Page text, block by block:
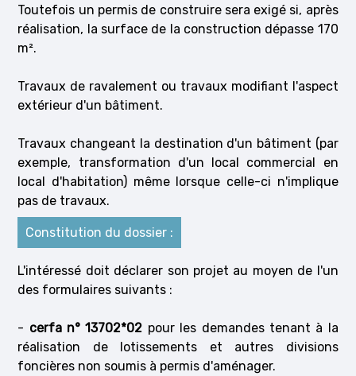
Toutefois un permis de construire sera exigé si, après
réalisation, la surface de la construction dépasse 170
m².
Travaux de ravalement ou travaux modifiant l'aspect
extérieur d'un bâtiment.
Travaux changeant la destination d'un bâtiment (par
exemple, transformation d'un local commercial en
local d'habitation) même lorsque celle-ci n'implique
pas de travaux.
Constitution du dossier :
L'intéressé doit déclarer son projet au moyen de l'un
des formulaires suivants :
- cerfa n° 13702*02 pour les demandes tenant à la
réalisation de lotissements et autres divisions
foncières non soumis à permis d'aménager.